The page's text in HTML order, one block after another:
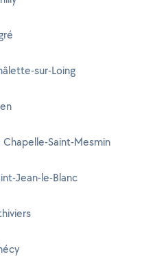
sur-Loing
Saint-Mesmin
Jean-le-Blanc